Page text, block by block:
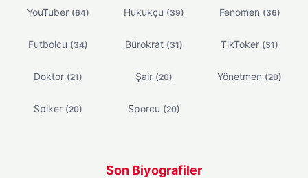
YouTuber (64) Hukukçu (39) Fenomen (36)
Futbolcu (34) Bürokrat (31) TikToker (31)
Doktor (21) Şair (20) Yönetmen (20)
Spiker (20) Sporcu (20)
Son Biyografiler